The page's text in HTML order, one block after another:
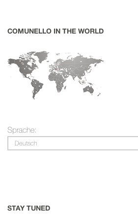
COMUNELLO IN THE WORLD
Sprache:
Deutsch
STAY TUNED